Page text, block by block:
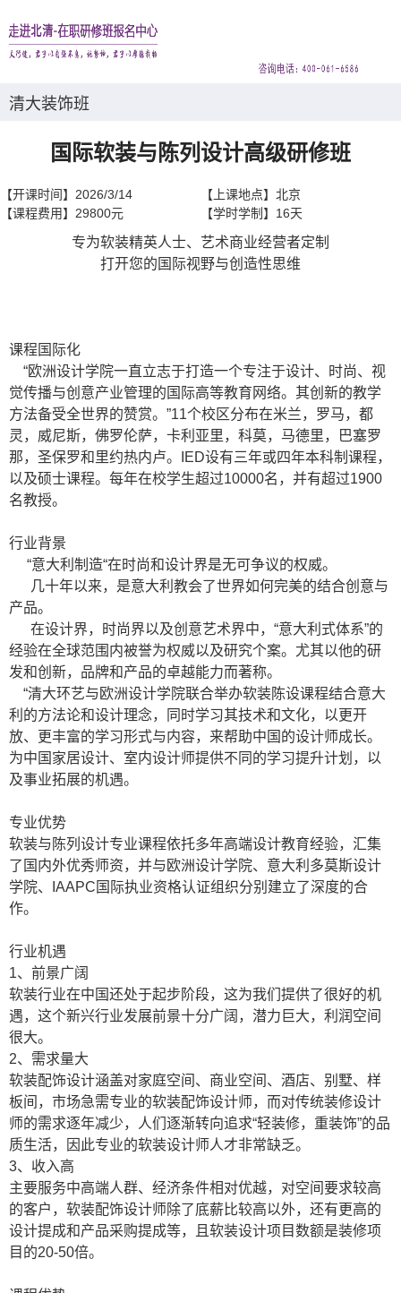
清大装饰班
国际软装与陈列设计高级研修班
【开课时间】 2026/3/14 【上课地点】 北京
【课程费用】 29800元 【学时学制】 16天
专为软装精英人士、艺术商业经营者定制
打开您的国际视野与创造性思维
课程国际化
“欧洲设计学院一直立志于打造一个专注于设计、时尚、视
觉传播与创意产业管理的国际高等教育网络。其创新的教学
方法备受全世界的赞赏。”11个校区分布在米兰，罗马，都
灵，威尼斯，佛罗伦萨，卡利亚里，科莫，马德里，巴塞罗
那，圣保罗和里约热内卢。
IED设有三年或四年本科制课程，
以及硕士课程。每年在校学生超过10000名，并有超过1900
名教授。
行业背景
“意大利制造“在时尚和设计界是无可争议的权威。
几十年以来，是意大利教会了世界如何完美的结合创意与
产品。
在设计界，时尚界以及创意艺术界中，“意大利式体系”的
经验在全球范围内被誉为权威以及研究个案。尤其以他的研
发和创新，品牌和产品的卓越能力而著称。
“清大环艺与欧洲设计学院联合举办软装陈设课程结合意大
利的方法论和设计理念，同时学习其技术和文化，以更开
放、更丰富的学习形式与内容，来帮助中国的设计师成长。
为中国家居设计、室内设计师提供不同的学习提升计划，以
及事业拓展的机遇。
专业优势
软装与陈列设计专业课程依托多年高端设计教育经验，汇集
了国内外优秀师资，并与欧洲设计学院、意大利多莫斯设计
学院、
IAAPC 国际执业资格认证组织分别建立了深度的合
作。
行业机遇
1、前景广阔
软装行业在中国还处于起步阶段，这为我们提供了很好的机
遇，这个新兴行业发展前景十分广阔，潜力巨大，利润空间
很大。
2、需求量大
软装配饰设计涵盖对家庭空间、商业空间、酒店、别墅、样
板间，市场急需专业的软装配饰设计师，而对传统装修设计
师的需求逐年减少，人们逐渐转向追求“轻装修，重装饰”的品
质生活，因此专业的软装设计师人才非常缺乏。
3、收入高
主要服务中高端人群、经济条件相对优越，对空间要求较高
的客户，软装配饰设计师除了底薪比较高以外，还有更高的
设计提成和产品采购提成等，且软装设计项目数额是装修项
目的20-50倍。